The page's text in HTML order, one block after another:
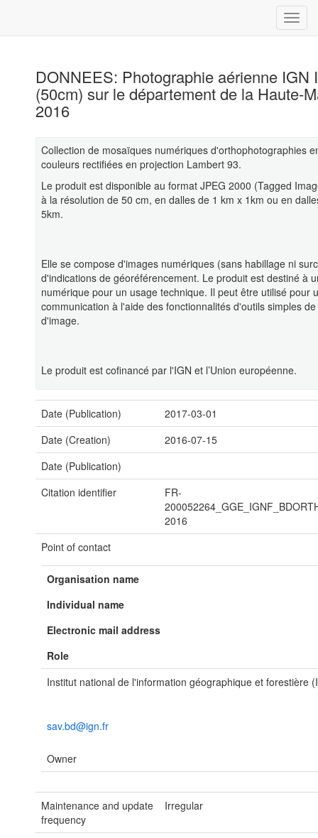
DONNEES: Photographie aérienne IGN
(50cm) sur le département de la Haute-
2016
Collection de mosaïques numériques d'orthophotographies
couleurs rectifiées en projection Lambert 93.
Le produit est disponible au format JPEG 2000 (Tagged
à la résolution de 50 cm, en dalles de 1 km x 1km ou en
5km.
Elle se compose d'images numériques (sans habillage ni
d'indications de géoréférencement. Le produit est destiné à
numérique pour un usage technique. Il peut être utilisé pour
communication à l'aide des fonctionnalités d'outils simples
d'image.
Le produit est cofinancé par l'IGN et l’Union européenne.
Date (Publication)
2017-03-01
Date (Creation)
2016-07-15
Date (Publication)
Citation identifier
FR-
2016
Point of contact
Organisation name
Individual name
Electronic mail address
Role
Institut national de l'information géographique et forestière
sav.bd@ign.fr
Owner
Maintenance and update
frequency
Irregular